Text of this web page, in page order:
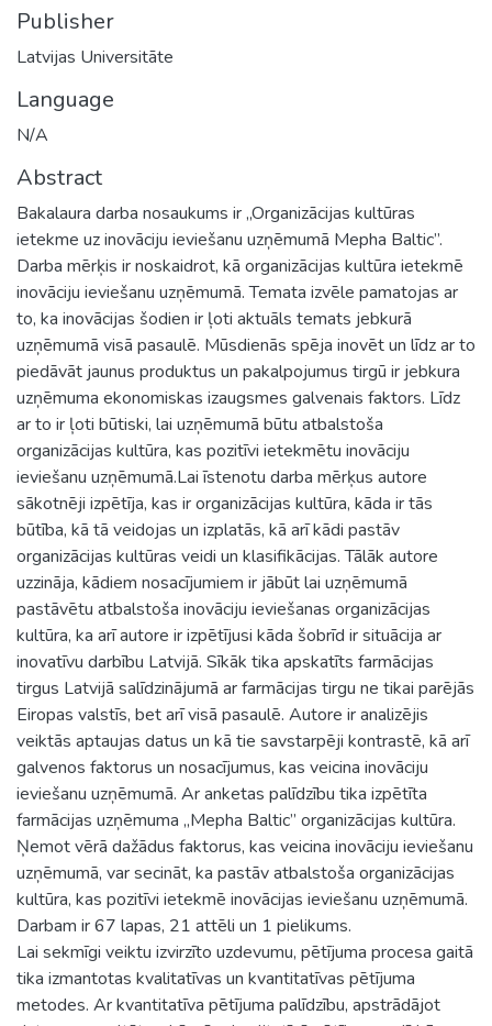
Publisher
Latvijas Universitāte
Language
N/A
Abstract
Bakalaura darba nosaukums ir „Organizācijas kultūras
ietekme uz inovāciju ieviešanu uzņēmumā Mepha Baltic”.
Darba mērķis ir noskaidrot, kā organizācijas kultūra ietekmē
inovāciju ieviešanu uzņēmumā. Temata izvēle pamatojas ar
to, ka inovācijas šodien ir ļoti aktuāls temats jebkurā
uzņēmumā visā pasaulē. Mūsdienās spēja inovēt un līdz ar to
piedāvāt jaunus produktus un pakalpojumus tirgū ir jebkura
uzņēmuma ekonomiskas izaugsmes galvenais faktors. Līdz
ar to ir ļoti būtiski, lai uzņēmumā būtu atbalstoša
organizācijas kultūra, kas pozitīvi ietekmētu inovāciju
ieviešanu uzņēmumā.Lai īstenotu darba mērķus autore
sākotnēji izpētīja, kas ir organizācijas kultūra, kāda ir tās
būtība, kā tā veidojas un izplatās, kā arī kādi pastāv
organizācijas kultūras veidi un klasifikācijas. Tālāk autore
uzzināja, kādiem nosacījumiem ir jābūt lai uzņēmumā
pastāvētu atbalstoša inovāciju ieviešanas organizācijas
kultūra, ka arī autore ir izpētījusi kāda šobrīd ir situācija ar
inovatīvu darbību Latvijā. Sīkāk tika apskatīts farmācijas
tirgus Latvijā salīdzinājumā ar farmācijas tirgu ne tikai parējās
Eiropas valstīs, bet arī visā pasaulē. Autore ir analizējis
veiktās aptaujas datus un kā tie savstarpēji kontrastē, kā arī
galvenos faktorus un nosacījumus, kas veicina inovāciju
ieviešanu uzņēmumā. Ar anketas palīdzību tika izpētīta
farmācijas uzņēmuma „Mepha Baltic” organizācijas kultūra.
Ņemot vērā dažādus faktorus, kas veicina inovāciju ieviešanu
uzņēmumā, var secināt, ka pastāv atbalstoša organizācijas
kultūra, kas pozitīvi ietekmē inovācijas ieviešanu uzņēmumā.
Darbam ir 67 lapas, 21 attēli un 1 pielikums.
Lai sekmīgi veiktu izvirzīto uzdevumu, pētījuma procesa gaitā
tika izmantotas kvalitatīvas un kvantitatīvas pētījuma
metodes. Ar kvantitatīva pētījuma palīdzību, apstrādājot